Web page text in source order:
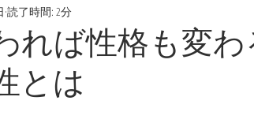
れば性格も変
とは
読了時間: 2分